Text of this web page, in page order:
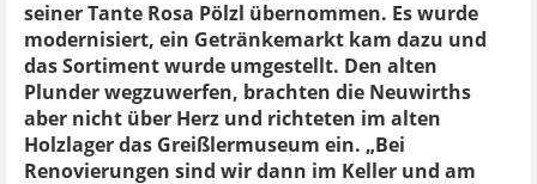
seiner Tante Rosa Pölzl übernommen. Es wurde
modernisiert, ein Getränkemarkt kam dazu und
das Sortiment wurde umgestellt. Den alten
Plunder wegzuwerfen, brachten die Neuwirths
aber nicht über Herz und richteten im alten
Holzlager das Greißlermuseum ein. „Bei
Renovierungen sind wir dann im Keller und am